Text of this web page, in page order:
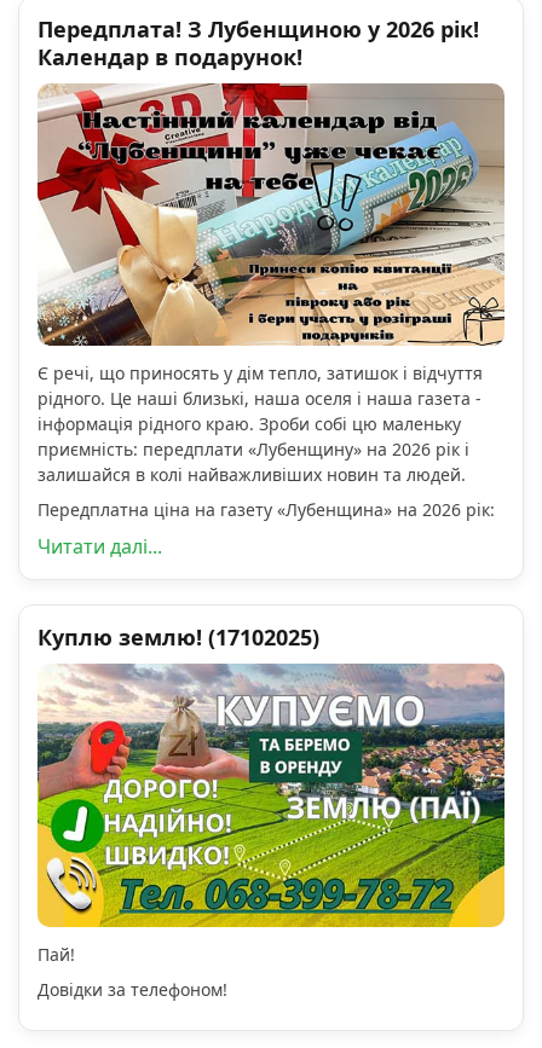
Передплата! З Лубенщиною у 2026 рік!
Календар в подарунок!
Є речі, що приносять у дім тепло, затишок і відчуття
рідного. Це наші близькі, наша оселя і наша газета -
інформація рідного краю. Зроби собі цю маленьку
приємність: передплати «Лубенщину» на 2026 рік і
залишайся в колі найважливіших новин та людей.
Передплатна ціна на газету «Лубенщина» на 2026 рік:
Читати далі...
Куплю землю! (17102025)
Пай!
Довідки за телефоном!